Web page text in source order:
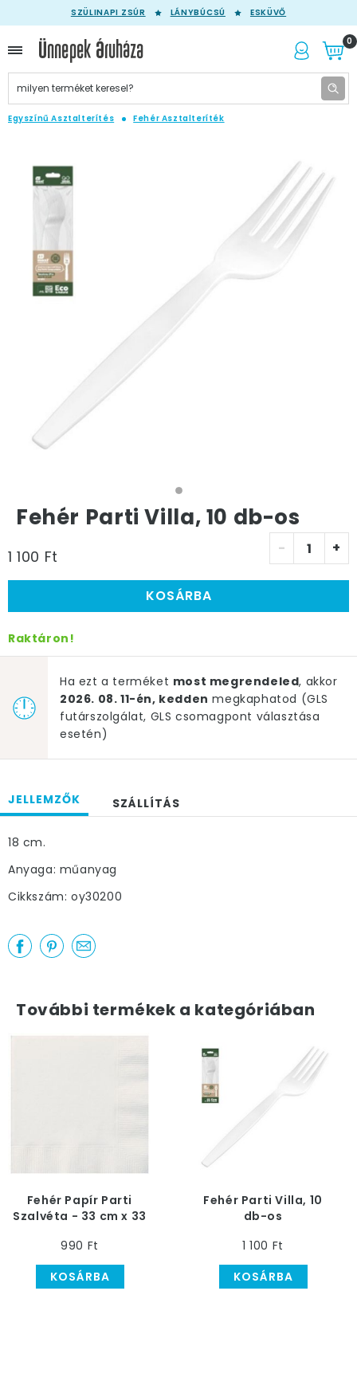
SZÜLINAPI ZSÚR LÁNYBÚCSÚ ESKÜVŐ
0
Egyszínű Asztalterítés Fehér Asztalteríték
Fehér Parti Villa, 10 db-os
1 100 Ft - +
KOSÁRBA
Raktáron!
Ha ezt a terméket most megrendeled, akkor
2026. 08. 11-én, kedden megkaphatod (GLS
futárszolgálat, GLS csomagpont választása
esetén)
JELLEMZŐK SZÁLLÍTÁS
18 cm.
Anyaga: műanyag
Cikkszám: oy30200
További termékek a kategóriában
Fehér Papír Parti
Szalvéta - 33 cm x 33
990 Ft
KOSÁRBA
Fehér Parti Villa, 10
db-os
1 100 Ft
KOSÁRBA